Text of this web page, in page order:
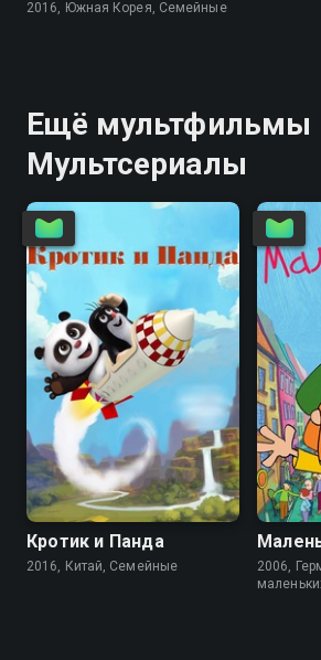
2016, Южная Корея, Семейные
Ещё мультфильмы
Мультсериалы
7.4
Кротик и Панда
2016, Китай, Семейные
6.7
2006,